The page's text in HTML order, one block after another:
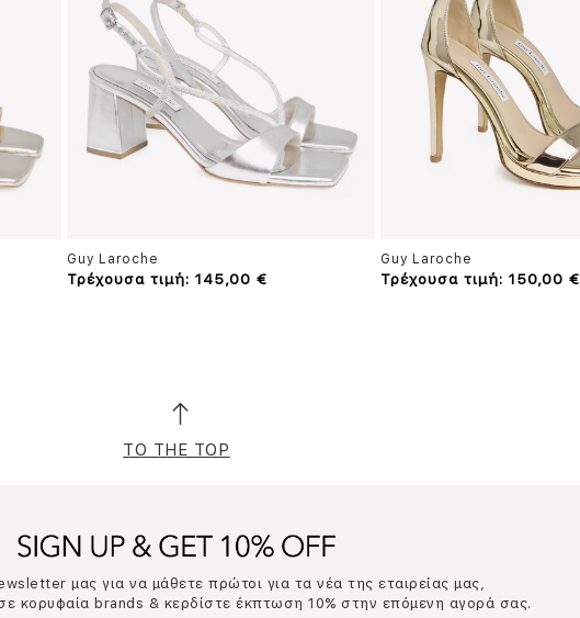
Guy Laroche
Τρέχουσα τιμή: 145,00 €
Guy Laroche
Τρέχουσα τιμή: 150,00 €
TO THE TOP
μας για να μάθετε πρώτοι για τα νέα της εταιρείας μας,
κορυφαία brands & κερδίστε έκπτωση 10% στην επόμενη αγορά σας.